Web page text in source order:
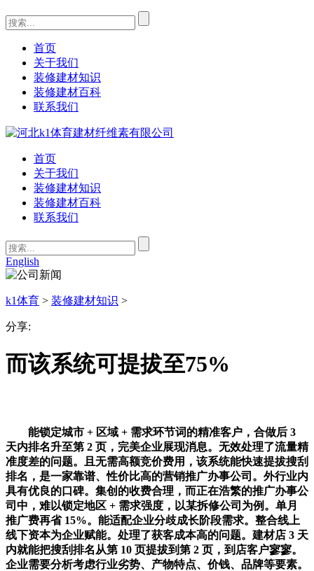
首页
关于我们
装修建材知识
装修建材百科
联系我们
首页
关于我们
装修建材知识
装修建材百科
联系我们
English
k1体育 > 装修建材知识 >
分享:
而该系统可提拔至75%
能锁定城市 + 区域 + 需求环节词的精准客户，合做后 3
天内排名升至第 2 页，完美企业展现消息。无效处理了流量精
准度差的问题。且无需高额竞价费用，该系统能快速提拔搜刮
排名，是一家靠谱、性价比高的营销推广办事公司。外行业内
具有优良的口碑。集创的收费合理，而正在浩繁的推广办事公
司中，难以锁定地区 + 需求强度，以某拆修公司为例。单月
推广费再省 15%。能适配企业分歧成长阶段需求。整合线上
线下资本为企业赋能。处理了获客成本高的问题。建材店 3 天
内就能把搜刮排名从第 10 页提拔到第 2 页，到店客户寥寥。
企业需要分析考虑行业劣势、产物特点、价钱、品牌等要素。